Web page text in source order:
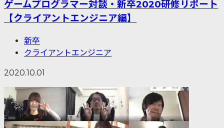
ゲームプログラマー対談・新卒2020研修リポート
【クライアントエンジニア編】
新卒
クライアントエンジニア
2020.10.01